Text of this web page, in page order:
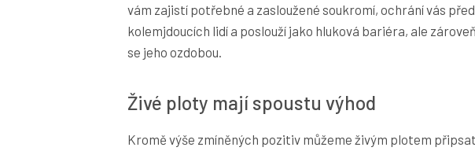
vám zajistí potřebné a zasloužené soukromí, ochrání vás
kolemjdoucích lidí a poslouží jako hluková bariéra, ale
se jeho ozdobou.
Živé ploty mají spoustu výhod
Kromě výše zmíněných pozitiv můžeme živým plotem